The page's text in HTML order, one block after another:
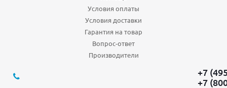
Условия оплаты
Условия доставки
Гарантия на товар
Вопрос-ответ
Производители
+7
+7